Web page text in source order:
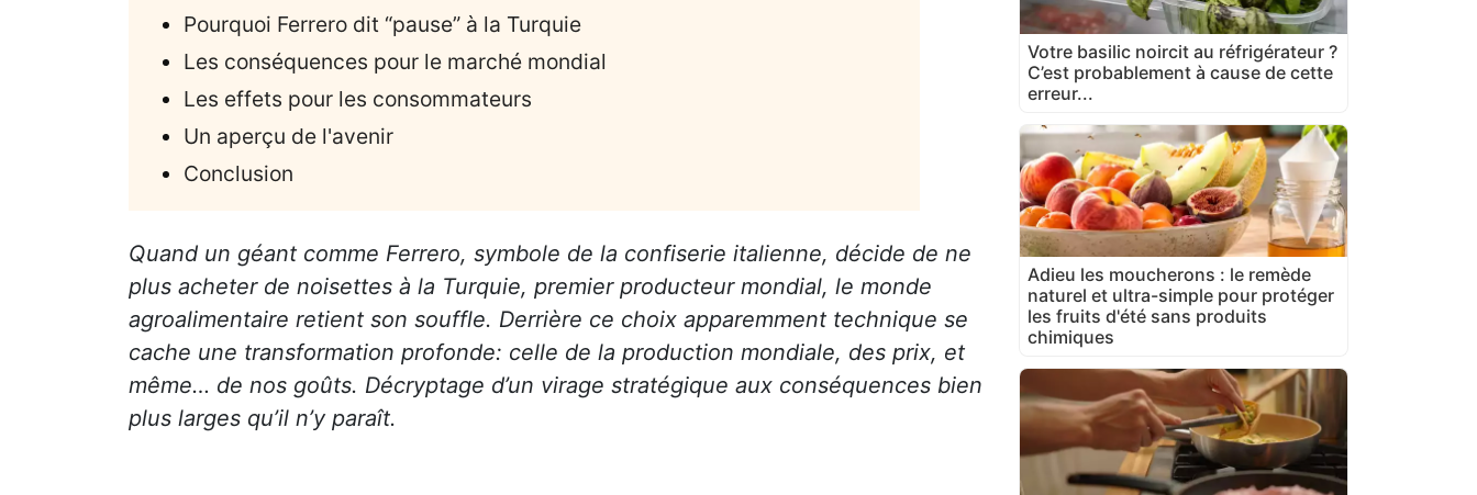
Pourquoi Ferrero dit “pause” à la Turquie
Les conséquences pour le marché mondial
Les effets pour les consommateurs
Un aperçu de l'avenir
Conclusion
Quand un géant comme Ferrero, symbole de la confiserie italienne, décide de ne
plus acheter de noisettes à la Turquie, premier producteur mondial, le monde
agroalimentaire retient son souffle. Derrière ce choix apparemment technique se
cache une transformation profonde: celle de la production mondiale, des prix, et
même… de nos goûts. Décryptage d’un virage stratégique aux conséquences bien
plus larges qu’il n’y paraît.
Votre basilic noircit au réfrigérateur ?
C’est probablement à cause de cette
erreur...
Adieu les moucherons : le remède
naturel et ultra-simple pour protéger
les fruits d'été sans produits
chimiques